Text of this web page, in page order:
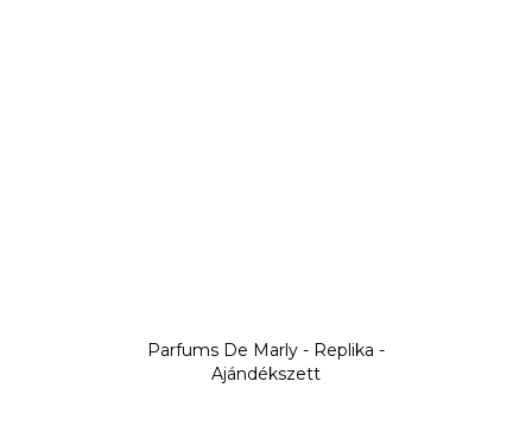
Parfums De Marly - Replika -
Ajándékszett